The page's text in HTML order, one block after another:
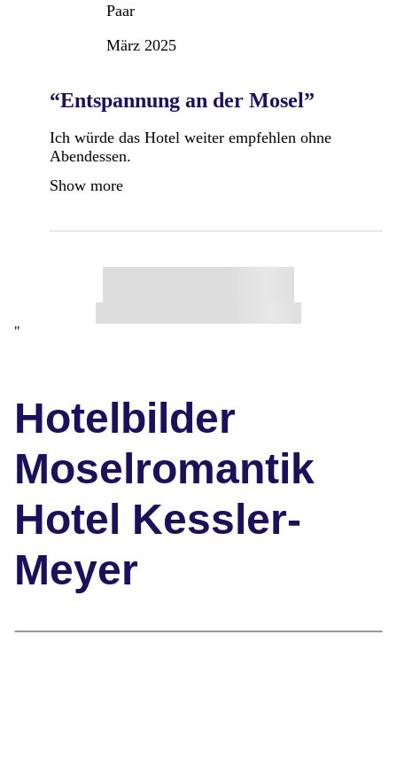
Paar
März 2025
“Entspannung an der Mosel”
Ich würde das Hotel weiter empfehlen ohne
Abendessen.
Show more
"
Hotelbilder
Moselromantik
Hotel Kessler-
Meyer